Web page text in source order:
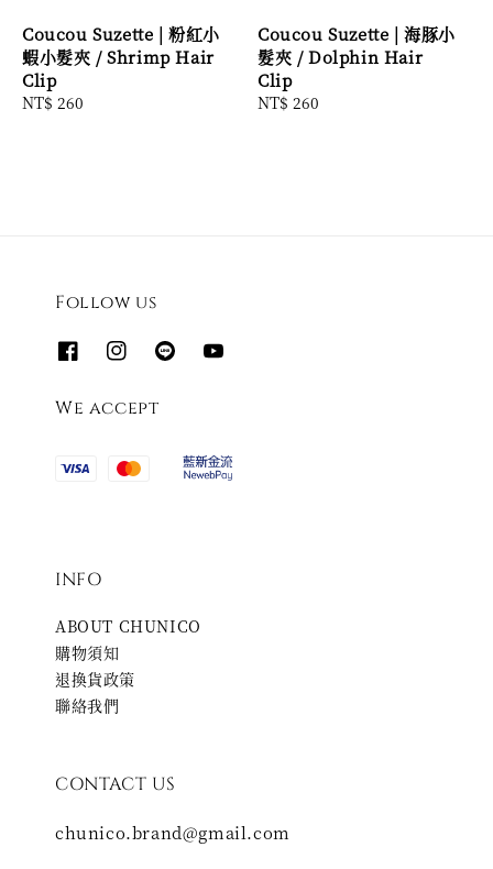
Coucou Suzette | 粉紅小
蝦小髮夾 / Shrimp Hair
Clip
Regular
NT$ 260
Coucou Suzette | 海豚小
髮夾 / Dolphin Hair
Clip
Regular
NT$ 260
Follow us
We accept
INFO
ABOUT CHUNICO
購物須知
退換貨政策
聯絡我們
CONTACT US
chunico.brand@gmail.com